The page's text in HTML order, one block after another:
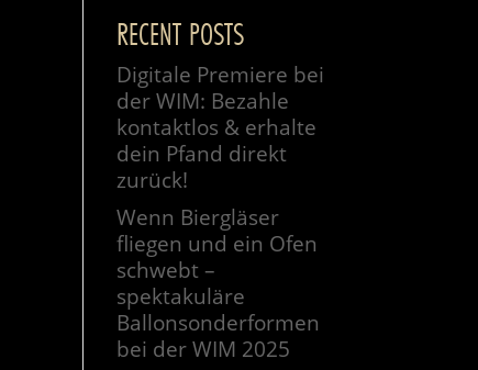
RECENT POSTS
Digitale Premiere bei
der WIM: Bezahle
kontaktlos & erhalte
dein Pfand direkt
zurück!
Wenn Biergläser
fliegen und ein Ofen
schwebt –
spektakuläre
Ballonsonderformen
bei der WIM 2025